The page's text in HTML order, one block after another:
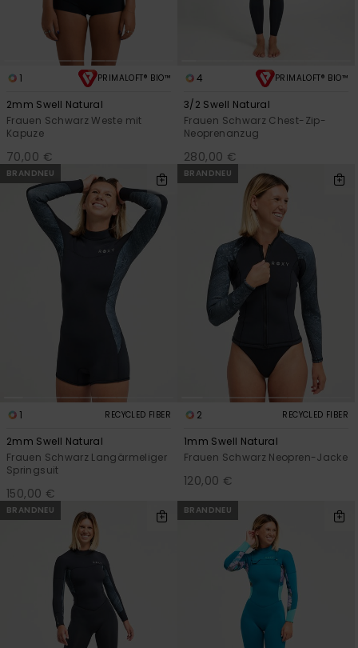
1 PRIMALOFT® BIO™
2mm Swell Natural
Frauen Schwarz Weste mit
Kapuze
70,00 €
4 PRIMALOFT® BIO™
3/2 Swell Natural
Frauen Schwarz Chest-Zip-
Neoprenanzug
280,00 €
BRANDNEU
1 RECYCLED FIBER
2mm Swell Natural
Frauen Schwarz Langärmeliger
Springsuit
150,00 €
BRANDNEU
2 RECYCLED FIBER
1mm Swell Natural
Frauen Schwarz Neopren-Jacke
120,00 €
BRANDNEU BRANDNEU